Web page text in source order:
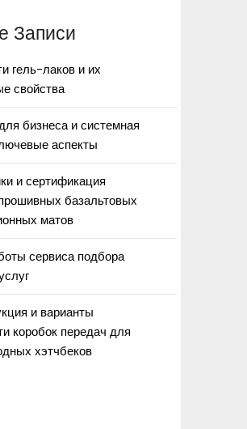
Записи
гель-лаков и их
свойства
бизнеса и системная
аспекты
и сертификация
базальтовых
матов
сервиса подбора
и варианты
коробок передач для
хэтчбеков